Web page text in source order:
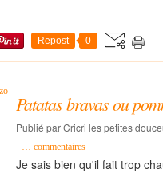
Repost 0
Patatas bravas ou
Publié par Cricri les petites
- … commentaires
Je sais bien qu'il fait trop